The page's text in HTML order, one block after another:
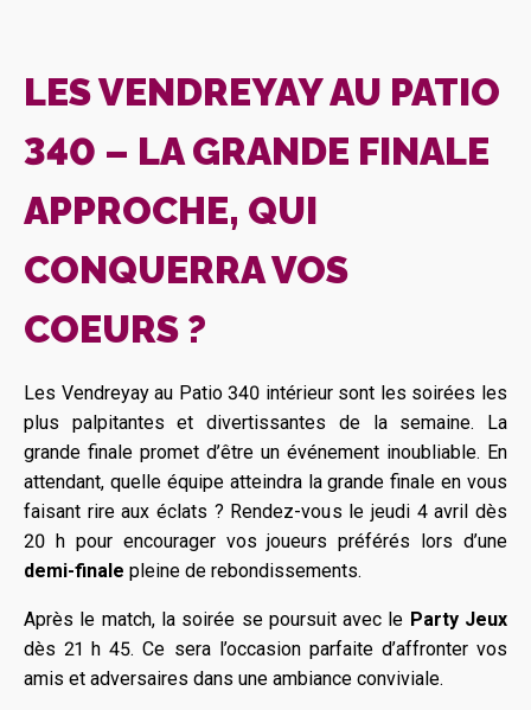
LES VENDREYAY AU PATIO
340 – LA GRANDE FINALE
APPROCHE, QUI
CONQUERRA VOS
COEURS ?
Les Vendreyay au Patio 340 intérieur sont les soirées les
plus palpitantes et divertissantes de la semaine. La
grande finale promet d’être un événement inoubliable. En
attendant, quelle équipe atteindra la grande finale en vous
faisant rire aux éclats ? Rendez-vous le jeudi 4 avril dès
20 h pour encourager vos joueurs préférés lors d’une
demi-finale pleine de rebondissements.
Après le match, la soirée se poursuit avec le Party Jeux
dès 21 h 45. Ce sera l’occasion parfaite d’affronter vos
amis et adversaires dans une ambiance conviviale.